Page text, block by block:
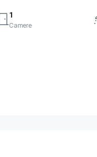
1
Camere